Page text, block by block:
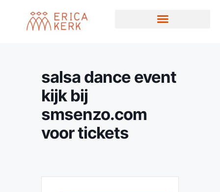
salsa dance event
kijk bij
smsenzo.com
voor tickets